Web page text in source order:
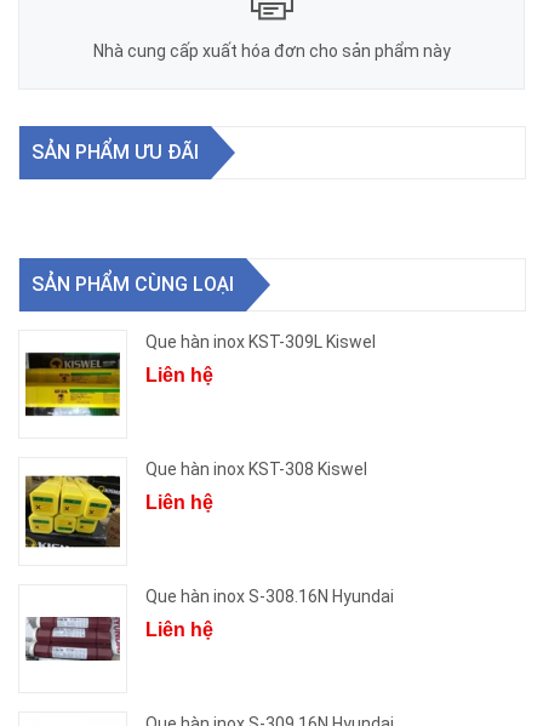
Nhà cung cấp xuất hóa đơn cho sản phẩm này
SẢN PHẨM ƯU ĐÃI
SẢN PHẨM CÙNG LOẠI
Que hàn inox KST-309L Kiswel
Liên hệ
Que hàn inox KST-308 Kiswel
Liên hệ
Que hàn inox S-308.16N Hyundai
Liên hệ